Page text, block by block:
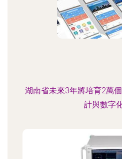
湖南省未來3年將培育2萬
計與數字